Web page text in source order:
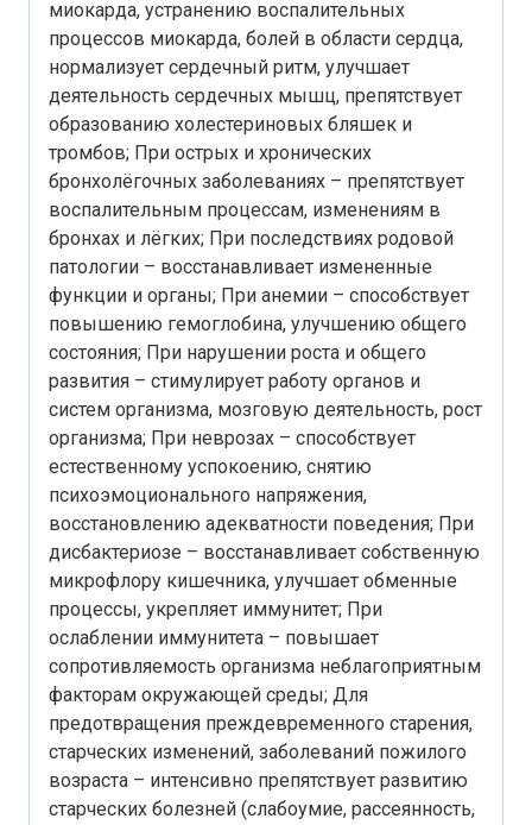
миокарда, устранению воспалительных
процессов миокарда, болей в области сердца,
нормализует сердечный ритм, улучшает
деятельность сердечных мышц, препятствует
образованию холестериновых бляшек и
тромбов; При острых и хронических
бронхолёгочных заболеваниях – препятствует
воспалительным процессам, изменениям в
бронхах и лёгких; При последствиях родовой
патологии – восстанавливает измененные
функции и органы; При анемии – способствует
повышению гемоглобина, улучшению общего
состояния; При нарушении роста и общего
развития – стимулирует работу органов и
систем организма, мозговую деятельность, рост
организма; При неврозах – способствует
естественному успокоению, снятию
психоэмоционального напряжения,
восстановлению адекватности поведения; При
дисбактериозе – восстанавливает собственную
микрофлору кишечника, улучшает обменные
процессы, укрепляет иммунитет; При
ослаблении иммунитета – повышает
сопротивляемость организма неблагоприятным
факторам окружающей среды; Для
предотвращения преждевременного старения,
старческих изменений, заболеваний пожилого
возраста – интенсивно препятствует развитию
старческих болезней (слабоумие, рассеянность,